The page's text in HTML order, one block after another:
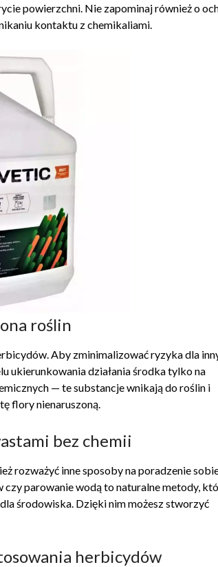
powierzchni. Nie zapominaj również o
kontaktu z chemikaliami.
roślin
Aby zminimalizować ryzyka dla
ukierunkowania działania środka tylko na
— te substancje wnikają do roślin i
flory nienaruszoną.
bez chemii
rozważyć inne sposoby na poradzenie
parowanie wodą to naturalne metody,
środowiska. Dzięki nim możesz stworzyć
herbicydów